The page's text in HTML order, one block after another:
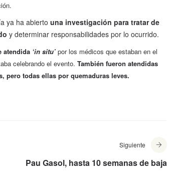
ya ha abierto una investigación para tratar de
y determinar responsabilidades por lo ocurrido.
atendida ‘in situ’ por los médicos que estaban en el
celebrando el evento. También fueron atendidas
pero todas ellas por quemaduras leves.
Siguiente
Pau Gasol, hasta 10 semanas de baja